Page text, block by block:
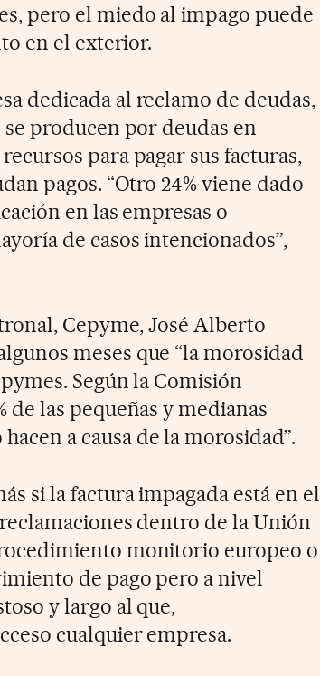
pero el miedo al impago puede
en el exterior.
dedicada al reclamo de deudas,
se producen por deudas en
para pagar sus facturas,
pagos. “Otro 24% viene dado
en las empresas o
de casos intencionados”,
Cepyme, José Alberto
meses que “la morosidad
Según la Comisión
de las pequeñas y medianas
a causa de la morosidad”.
si la factura impagada está en el
dentro de la Unión
monitorio europeo o
de pago pero a nivel
y largo al que,
cualquier empresa.